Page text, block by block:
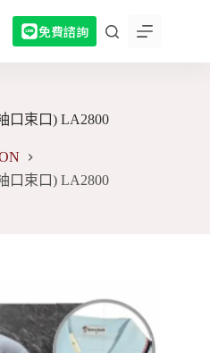
免費諮詢
口束口) LA2800
口束口) LA2800